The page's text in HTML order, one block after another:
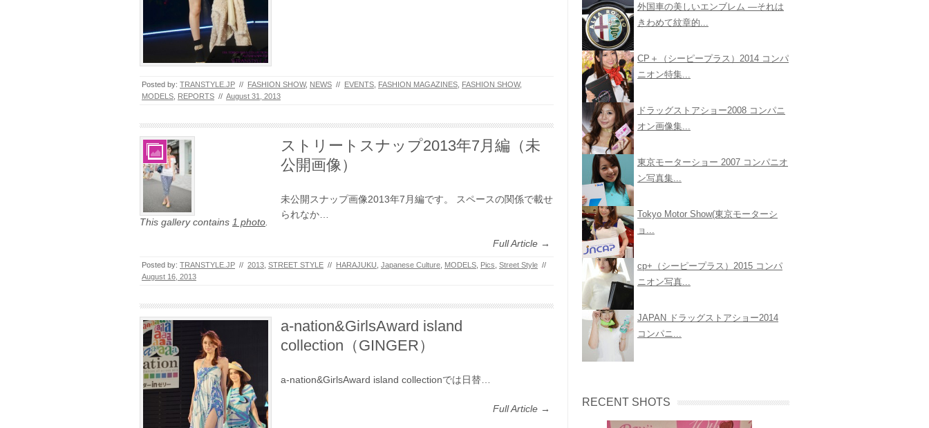
Posted by: TRANSTYLE.JP // FASHION SHOW, NEWS // EVENTS FASHION MAGAZINES FASHION SHOW,
MODELS REPORTS // August 31, 2013
This gallery contains 1 photo
ストリートスナップ2013年7月編（未
公開画像）
未公開スナップ画像2013年7月編です。 スペースの関係で載せ
られなか…
Full Article →
Posted by: TRANSTYLE.JP // 2013 STREET STYLE // HARAJUKU Japanese Culture MODELS Pics Street Style //
August 16, 2013
a-nation&GirlsAward island
collection（GINGER）
a-nation&GirlsAward island collectionでは日替…
Full Article →
外国車の美しいエンブレム ―それは
きわめて紋章的...
CP＋（シーピープラス）2014 コンパ
ニオン特集...
ドラッグストアショー2008 コンパニ
オン画像集...
東京モーターショー 2007 コンパニオ
ン写真集...
Tokyo Motor Show(東京モーターシ
ョ...
cp+（シーピープラス）2015 コンパ
ニオン写真...
JAPAN ドラッグストアショー2014
コンパニ...
RECENT SHOTS